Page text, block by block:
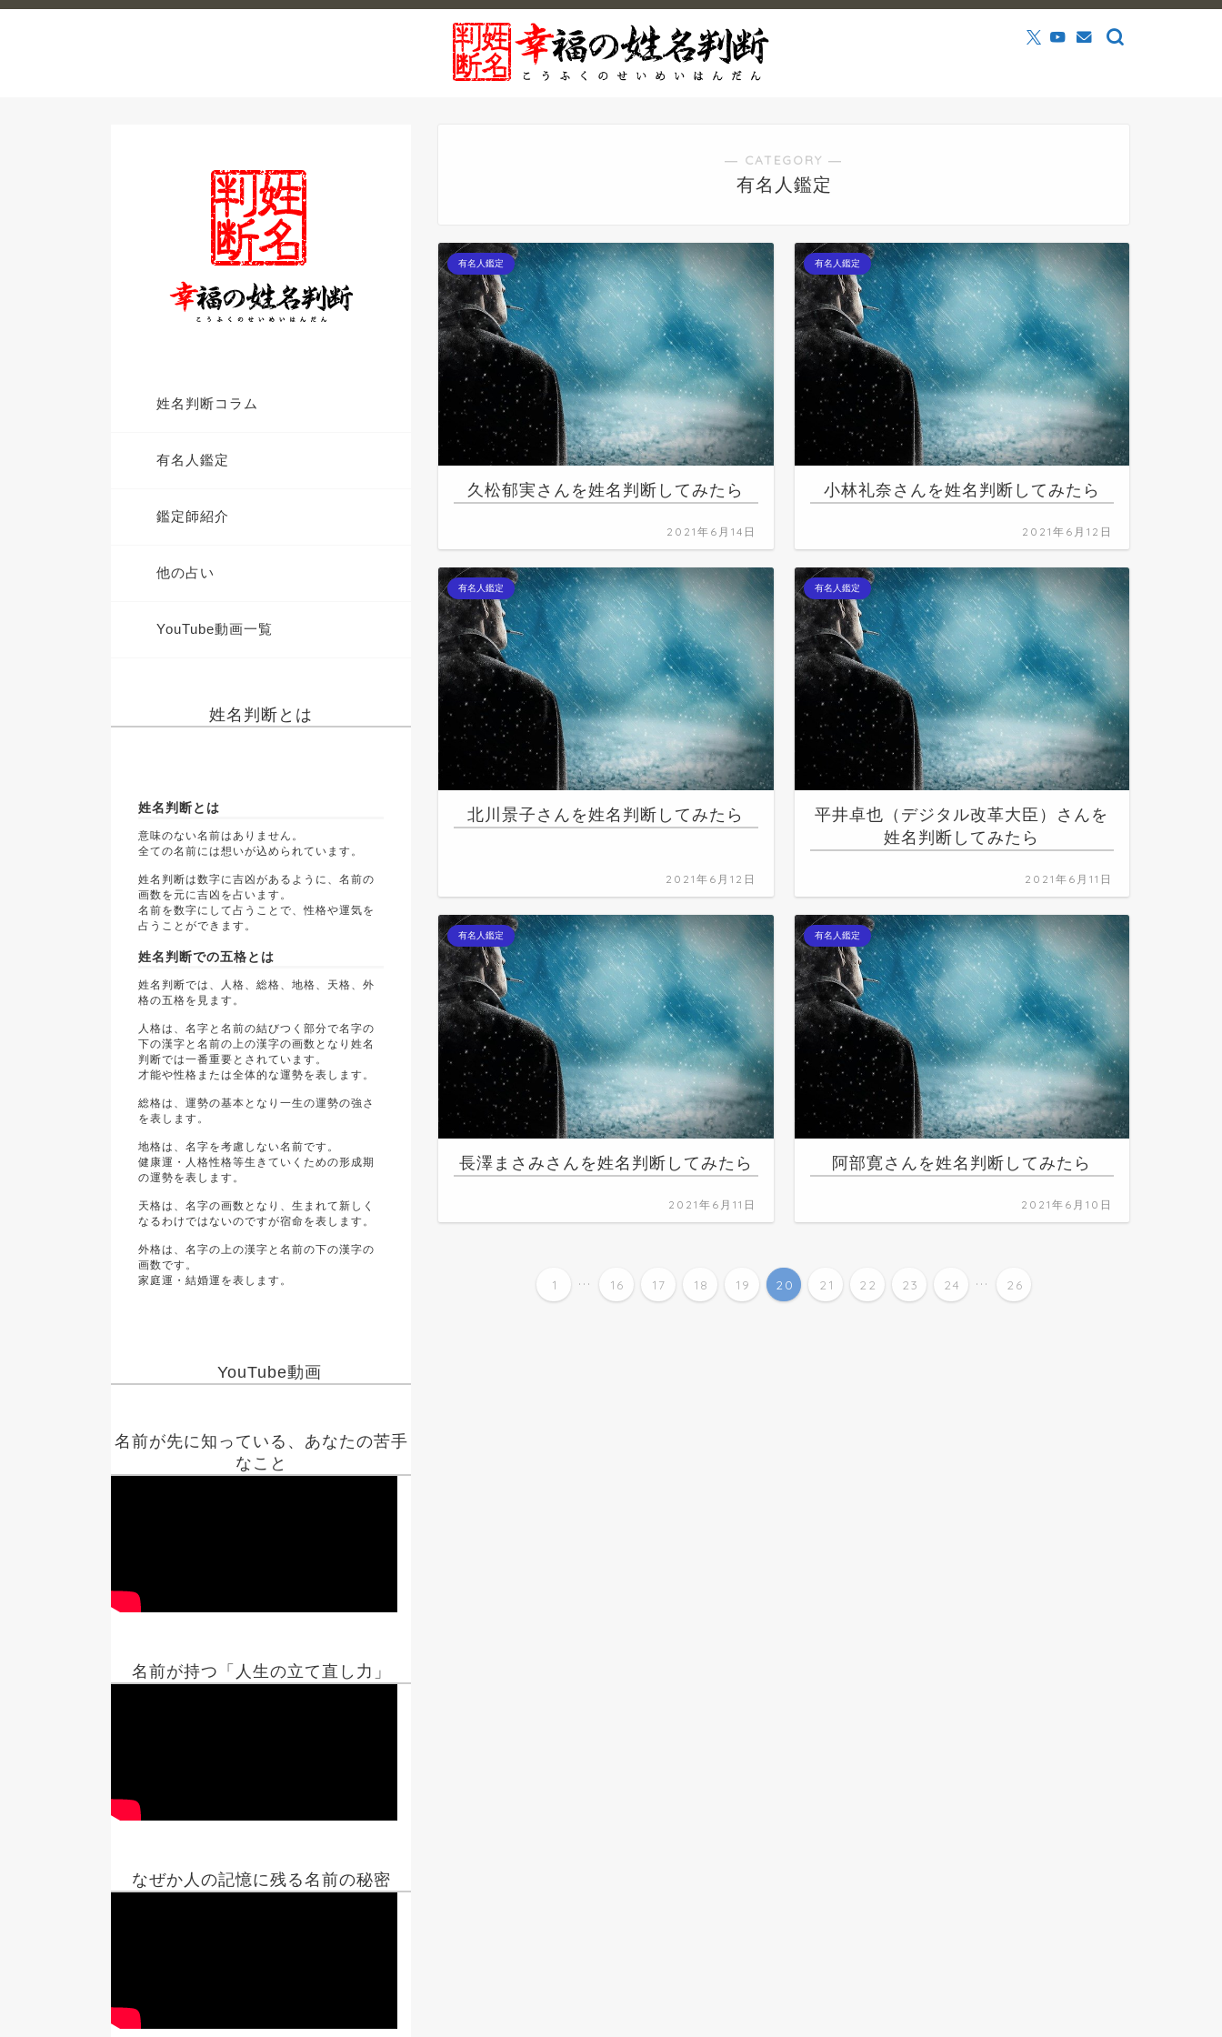
― CATEGORY ―
有名人鑑定
有名人鑑定
久松郁実さんを姓名判断してみたら
2021年6月14日
有名人鑑定
小林礼奈さんを姓名判断してみたら
2021年6月12日
有名人鑑定
北川景子さんを姓名判断してみたら
2021年6月12日
有名人鑑定
平井卓也（デジタル改革大臣）さんを
姓名判断してみたら
2021年6月11日
有名人鑑定
長澤まさみさんを姓名判断してみたら
2021年6月11日
有名人鑑定
阿部寛さんを姓名判断してみたら
2021年6月10日
1 ... 16 17 18 19 20 21 22 23 24 ... 26
姓名判断コラム
有名人鑑定
鑑定師紹介
他の占い
YouTube動画一覧
姓名判断とは
姓名判断とは
意味のない名前はありません。
全ての名前には想いが込められています。
姓名判断は数字に吉凶があるように、名前の
画数を元に吉凶を占います。
名前を数字にして占うことで、性格や運気を
占うことができます。
姓名判断での五格とは
姓名判断では、人格、総格、地格、天格、外
格の五格を見ます。
人格は、名字と名前の結びつく部分で名字の
下の漢字と名前の上の漢字の画数となり姓名
判断では一番重要とされています。
才能や性格または全体的な運勢を表します。
総格は、運勢の基本となり一生の運勢の強さ
を表します。
地格は、名字を考慮しない名前です。
健康運・人格性格等生きていくための形成期
の運勢を表します。
天格は、名字の画数となり、生まれて新しく
なるわけではないのですが宿命を表します。
外格は、名字の上の漢字と名前の下の漢字の
画数です。
家庭運・結婚運を表します。
YouTube動画
名前が先に知っている、あなたの苦手
なこと
名前が持つ「人生の立て直し力」
なぜか人の記憶に残る名前の秘密